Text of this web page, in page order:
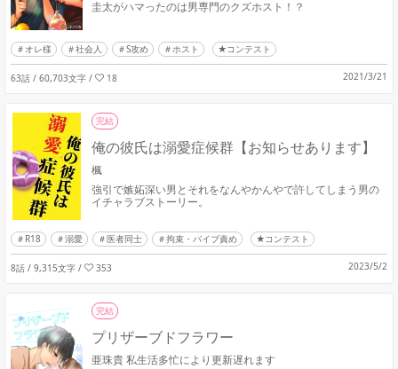
圭太がハマったのは男専門のクズホスト！？
オレ様 社会人 S攻め ホスト ★コンテスト
63話 / 60,703文字 / 18 2021/3/21
完結
俺の彼氏は溺愛症候群【お知らせあります】
楓
強引で嫉妬深い男とそれをなんやかんやで許してしまう男の
イチャラブストーリー。
R18 溺愛 医者同士 拘束・バイブ責め ★コンテスト
8話 / 9,315文字 / 353 2023/5/2
完結
プリザーブドフラワー
亜珠貴 私生活多忙により更新遅れます